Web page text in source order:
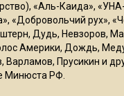
МЧС
«Аль-Каида»,
«Добровольчий рух»,
Дудь, Невзоров,
Америки, Дождь,
Прусикин и
Минюста РФ.